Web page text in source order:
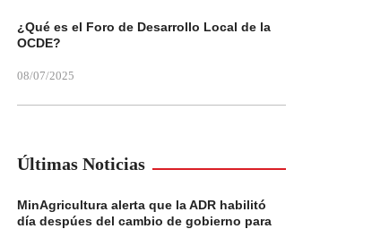
¿Qué es el Foro de Desarrollo Local de la
OCDE?
08/07/2025
Últimas Noticias
MinAgricultura alerta que la ADR habilitó
día despúes del cambio de gobierno para